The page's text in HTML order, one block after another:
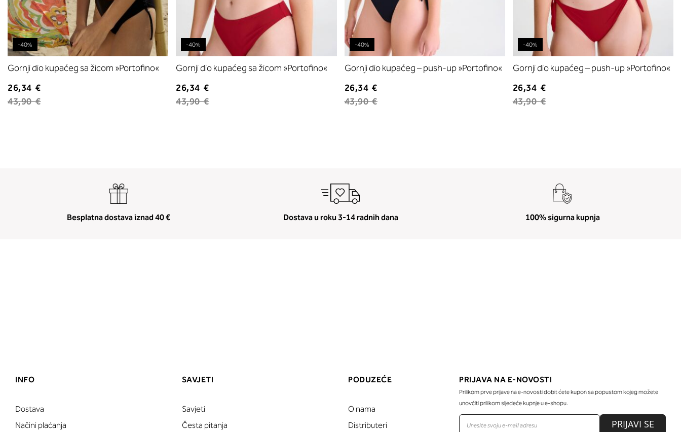
-40%
Gornji dio kupaćeg sa žicom »Portofino«
26,34 €
43,90 €
-40%
Gornji dio kupaćeg sa žicom »Portofino«
26,34 €
43,90 €
-40%
Gornji dio kupaćeg – push-up »Portofino«
26,34 €
43,90 €
-40%
Gornji dio kupaćeg – push-up »Portofino«
26,34 €
43,90 €
Besplatna dostava iznad 40 € Dostava u roku 3-14 radnih dana 100% sigurna kupnja
INFO
Dostava
Načini plaćanja
SAVJETI
Savjeti
Česta pitanja
PODUZEĆE
O nama
Distributeri
PRIJAVA NA E-NOVOSTI
Prilikom prve prijave na e-novosti dobit ćete kupon sa popustom kojeg možete
unovčiti prilikom sljedeće kupnje u e-shopu.
PRIJAVI SE